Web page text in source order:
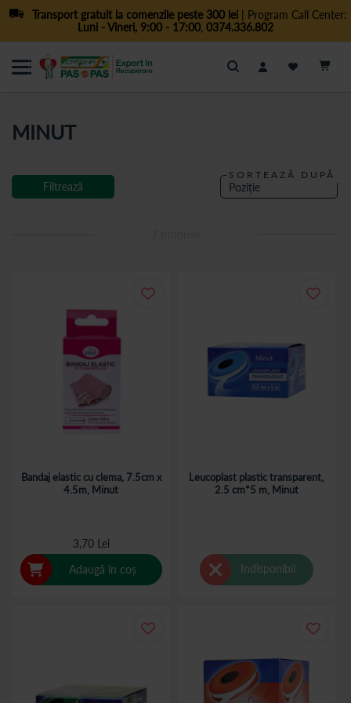
Transport gratuit la comenzile peste 300 lei| Program Call Center:
Luni - Vineri, 9:00 - 17:00, 0374.336.802
Cautare
MINUT
SORTEAZĂ DUPĂ
Bandaj elastic cu clema, 7.5cm x
4.5m, Minut
3,70 Lei
Adaugă în coș
Leucoplast plastic transparent,
2.5 cm*5 m, Minut
Indisponibil
Filtrează